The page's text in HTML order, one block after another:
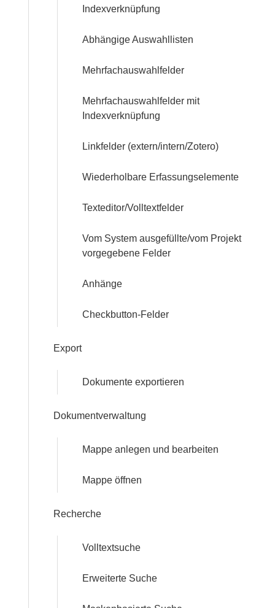
Indexverknüpfung
Abhängige Auswahllisten
Mehrfachauswahlfelder
Mehrfachauswahlfelder mit
Indexverknüpfung
Linkfelder (extern/intern/Zotero)
Wiederholbare Erfassungselemente
Texteditor/Volltextfelder
Vom System ausgefüllte/vom Projekt
vorgegebene Felder
Anhänge
Checkbutton-Felder
Export
Dokumente exportieren
Dokumentverwaltung
Mappe anlegen und bearbeiten
Mappe öffnen
Recherche
Volltextsuche
Erweiterte Suche